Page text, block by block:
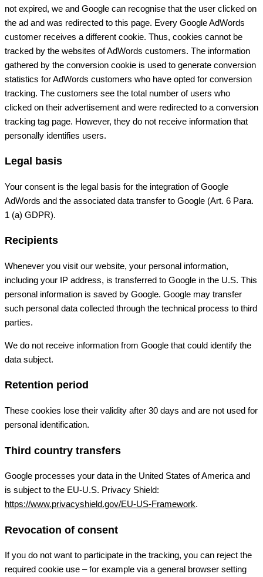
not expired, we and Google can recognise that the user clicked on
the ad and was redirected to this page. Every Google AdWords
customer receives a different cookie. Thus, cookies cannot be
tracked by the websites of AdWords customers. The information
gathered by the conversion cookie is used to generate conversion
statistics for AdWords customers who have opted for conversion
tracking. The customers see the total number of users who
clicked on their advertisement and were redirected to a conversion
tracking tag page. However, they do not receive information that
personally identifies users.
Legal basis
Your consent is the legal basis for the integration of Google
AdWords and the associated data transfer to Google (Art. 6 Para.
1 (a) GDPR).
Recipients
Whenever you visit our website, your personal information,
including your IP address, is transferred to Google in the U.S. This
personal information is saved by Google. Google may transfer
such personal data collected through the technical process to third
parties.
We do not receive information from Google that could identify the
data subject.
Retention period
These cookies lose their validity after 30 days and are not used for
personal identification.
Third country transfers
Google processes your data in the United States of America and
is subject to the EU-U.S. Privacy Shield:
https://www.privacyshield.gov/EU-US-Framework.
Revocation of consent
If you do not want to participate in the tracking, you can reject the
required cookie use – for example via a general browser setting